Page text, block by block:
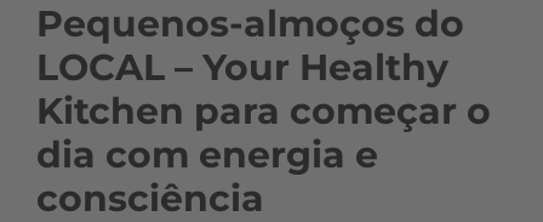
Pequenos-almoços do
LOCAL – Your Healthy
Kitchen para começar o
dia com energia e
consciência